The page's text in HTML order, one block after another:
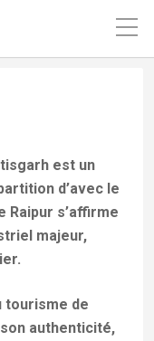
est un
d’avec le
Raipur s’affirme
majeur,
tourisme de
authenticité,